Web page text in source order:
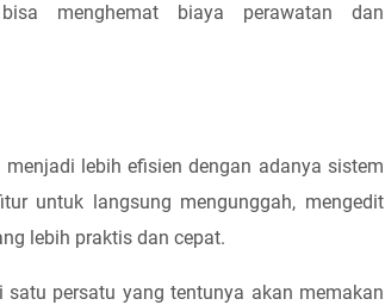
menghemat biaya perawatan dan
lebih efisien dengan adanya sistem
untuk langsung mengunggah, mengedit
lebih praktis dan cepat.
persatu yang tentunya akan memakan